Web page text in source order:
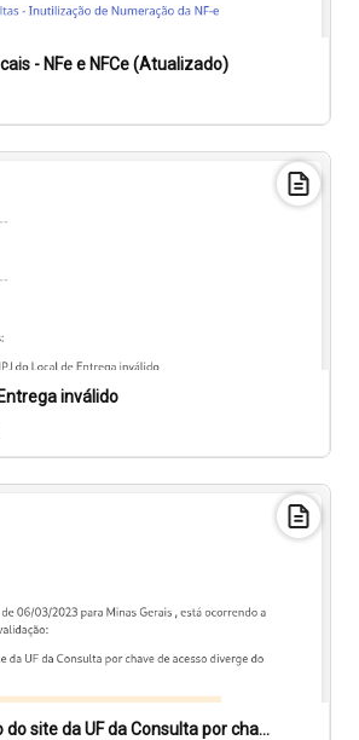
- NFe e NFCe (Atualizado)
inválido
Rejeição:Endereço do site da UF da Consulta por chave de acesso diverge do Previsto -MG